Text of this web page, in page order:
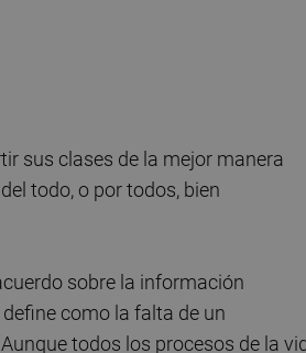
sus clases de la mejor manera
todo, o por todos, bien
sobre la información
como la falta de un
todos los procesos de la